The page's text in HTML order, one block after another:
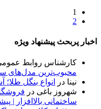
1
2
اخبار پربحث پیشنهاد ویژه
کارشناس روابط
محبوب‌ترین مدل‌های
نینا در
انواع بنگل
شهروز باغی در
ساختمانی بالاافزار |